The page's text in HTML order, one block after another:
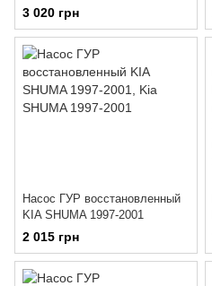
3 020 грн
Насос ГУР восстановленный
KIA SHUMA 1997-2001
2 015 грн